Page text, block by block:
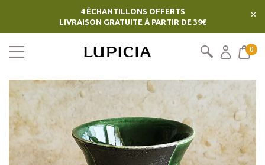
4 ÉCHANTILLONS OFFERTS
LIVRAISON GRATUITE À PARTIR DE 39€
×
0